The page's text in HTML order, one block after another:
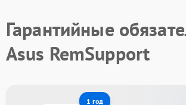
Гарантийные
Asus RemSupport
1 год